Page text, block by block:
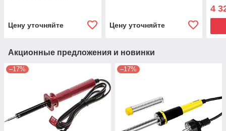
Цену уточняйте Цену уточняйте
220
4
Акционные предложения и новинки
–17% –17%